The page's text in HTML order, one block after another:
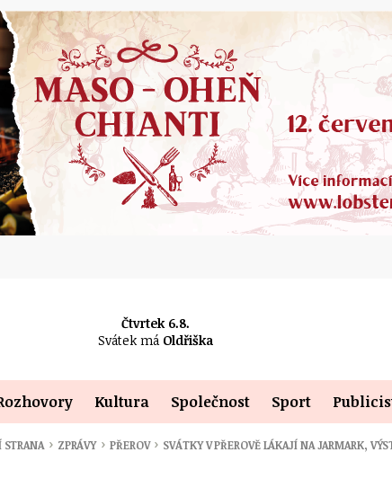
Čtvrtek 6.8.
Svátek má Oldřiška
Kultura Společnost Sport
STRANA › ZPRÁVY › PŘEROV › SVÁTKY V PŘEROVĚ LÁKAJÍ NA JARMARK,